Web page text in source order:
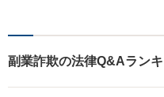
クライ
き、意
適な解
副業詐欺の法律Q&Aラン